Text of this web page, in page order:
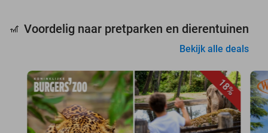
🎢 Voordelig naar pretparken en dierentuinen
Bekijk alle deals
18%